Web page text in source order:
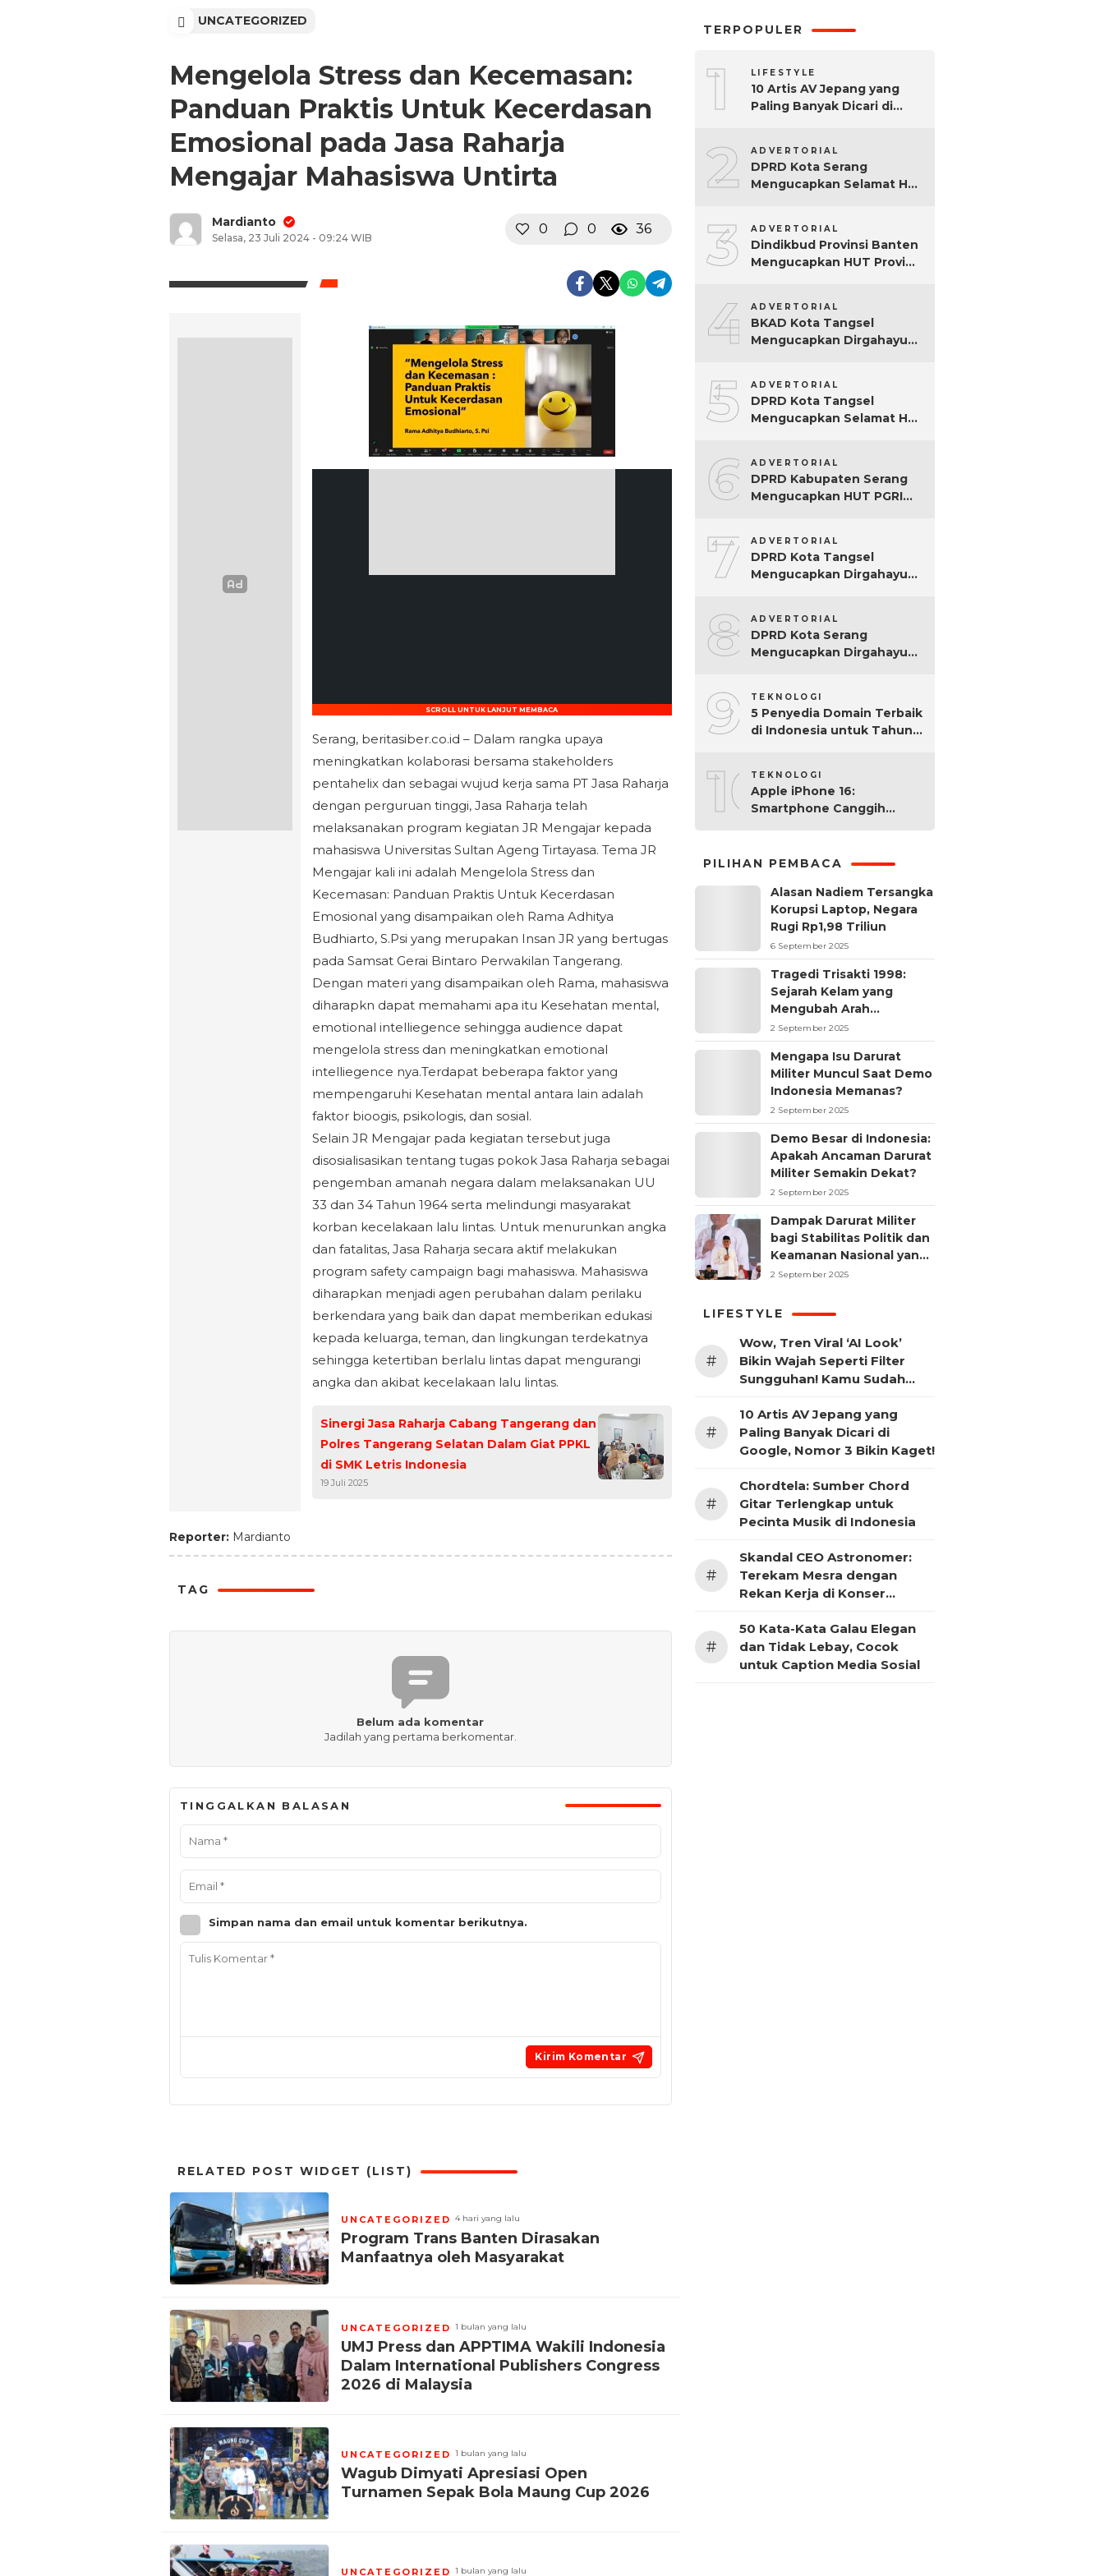
UNCATEGORIZED
Mengelola Stress dan Kecemasan:
Panduan Praktis Untuk Kecerdasan
Emosional pada Jasa Raharja
Mengajar Mahasiswa Untirta
Mardianto
Selasa, 23 Juli 2024 - 09:24 WIB
0 0 36
SCROLL UNTUK LANJUT MEMBACA
Serang, beritasiber.co.id – Dalam rangka upaya
meningkatkan kolaborasi bersama stakeholders
pentahelix dan sebagai wujud kerja sama PT Jasa Raharja
dengan perguruan tinggi, Jasa Raharja telah
melaksanakan program kegiatan JR Mengajar kepada
mahasiswa Universitas Sultan Ageng Tirtayasa. Tema JR
Mengajar kali ini adalah Mengelola Stress dan
Kecemasan: Panduan Praktis Untuk Kecerdasan
Emosional yang disampaikan oleh Rama Adhitya
Budhiarto, S.Psi yang merupakan Insan JR yang bertugas
pada Samsat Gerai Bintaro Perwakilan Tangerang.
Dengan materi yang disampaikan oleh Rama, mahasiswa
diharapkn dapat memahami apa itu Kesehatan mental,
emotional intelliegence sehingga audience dapat
mengelola stress dan meningkatkan emotional
intelliegence nya.Terdapat beberapa faktor yang
mempengaruhi Kesehatan mental antara lain adalah
faktor bioogis, psikologis, dan sosial.
Selain JR Mengajar pada kegiatan tersebut juga
disosialisasikan tentang tugas pokok Jasa Raharja sebagai
pengemban amanah negara dalam melaksanakan UU
33 dan 34 Tahun 1964 serta melindungi masyarakat
korban kecelakaan lalu lintas. Untuk menurunkan angka
dan fatalitas, Jasa Raharja secara aktif melakukan
program safety campaign bagi mahasiswa. Mahasiswa
diharapkan menjadi agen perubahan dalam perilaku
berkendara yang baik dan dapat memberikan edukasi
kepada keluarga, teman, dan lingkungan terdekatnya
sehingga ketertiban berlalu lintas dapat mengurangi
angka dan akibat kecelakaan lalu lintas.
Sinergi Jasa Raharja Cabang Tangerang dan
Polres Tangerang Selatan Dalam Giat PPKL
di SMK Letris Indonesia
19 Juli 2025
Reporter: Mardianto
TAG
Belum ada komentar
Jadilah yang pertama berkomentar.
TINGGALKAN BALASAN
Simpan nama dan email untuk komentar berikutnya.
RELATED POST WIDGET (LIST)
UNCATEGORIZED 4 hari yang lalu
Program Trans Banten Dirasakan
Manfaatnya oleh Masyarakat
UNCATEGORIZED 1 bulan yang lalu
UMJ Press dan APPTIMA Wakili Indonesia
Dalam International Publishers Congress
2026 di Malaysia
UNCATEGORIZED 1 bulan yang lalu
Wagub Dimyati Apresiasi Open
Turnamen Sepak Bola Maung Cup 2026
UNCATEGORIZED 1 bulan yang lalu
TERPOPULER
1 LIFESTYLE
10 Artis AV Jepang yang
Paling Banyak Dicari di
2 ADVERTORIAL
DPRD Kota Serang
Mengucapkan Selamat Hari
3 ADVERTORIAL
Dindikbud Provinsi Banten
Mengucapkan HUT Provinsi
4 ADVERTORIAL
BKAD Kota Tangsel
Mengucapkan Dirgahayu
5 ADVERTORIAL
DPRD Kota Tangsel
Mengucapkan Selamat Hari
6 ADVERTORIAL
DPRD Kabupaten Serang
Mengucapkan HUT PGRI
7 ADVERTORIAL
DPRD Kota Tangsel
Mengucapkan Dirgahayu
8 ADVERTORIAL
DPRD Kota Serang
Mengucapkan Dirgahayu
9 TEKNOLOGI
5 Penyedia Domain Terbaik
di Indonesia untuk Tahun
10TEKNOLOGI
Apple iPhone 16:
Smartphone Canggih
PILIHAN PEMBACA
Alasan Nadiem Tersangka
Korupsi Laptop, Negara
Rugi Rp1,98 Triliun
6 September 2025
Tragedi Trisakti 1998:
Sejarah Kelam yang
Mengubah Arah
Reformasi Indonesia
2 September 2025
Mengapa Isu Darurat
Militer Muncul Saat Demo
Indonesia Memanas?
2 September 2025
Demo Besar di Indonesia:
Apakah Ancaman Darurat
Militer Semakin Dekat?
2 September 2025
Dampak Darurat Militer
bagi Stabilitas Politik dan
Keamanan Nasional yang
Sering Terlupakan
2 September 2025
LIFESTYLE
#
Wow, Tren Viral ‘AI Look’
Bikin Wajah Seperti Filter
Sungguhan! Kamu Sudah
#
10 Artis AV Jepang yang
Paling Banyak Dicari di
Google, Nomor 3 Bikin Kaget!
#
Chordtela: Sumber Chord
Gitar Terlengkap untuk
Pecinta Musik di Indonesia
#
Skandal CEO Astronomer:
Terekam Mesra dengan
Rekan Kerja di Konser
#
50 Kata-Kata Galau Elegan
dan Tidak Lebay, Cocok
untuk Caption Media Sosial